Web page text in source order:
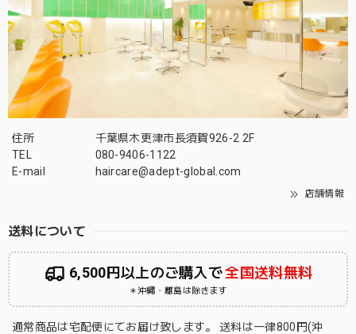
住所
千葉県木更津市長須賀926-2 2F
TEL
080-9406-1122
E-mail
haircare@adept-global.com
店舗情報
送料について
6,500円以上のご購入で全国送料無料
＊沖縄・離島は除きます
通常商品は宅配便にてお届け致します。 送料は一律800円(沖